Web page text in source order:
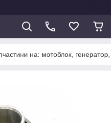
на: мотоблок,